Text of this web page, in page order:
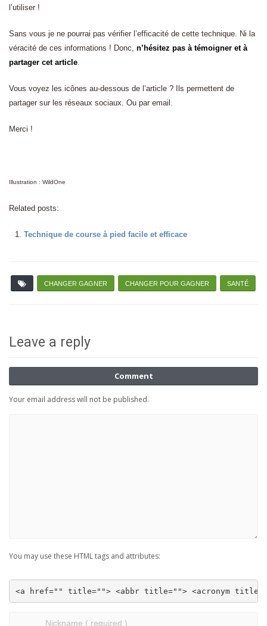
l’utiliser !
Sans vous je ne pourrai pas vérifier l’efficacité de cette technique. Ni la
véracité de ces informations ! Donc, n’hésitez pas à témoigner et à
partager cet article.
Vous voyez les icônes au-dessous de l’article ? Ils permettent de
partager sur les réseaux sociaux. Ou par email.
Merci !
Illustration : WildOne
Related posts:
Technique de course à pied facile et efficace
CHANGER GAGNER CHANGER POUR GAGNER SANTÉ
Leave a reply
Comment
Your email address will not be published.
You may use these HTML tags and attributes:
<a href="" title=""> <abbr title=""> <acronym